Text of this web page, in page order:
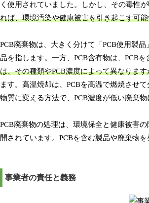
く使用されていました。しかし、その毒性
れば、環境汚染や健康被害を引き起こす可
PCB廃棄物は、大きく分けて「PCB使用製
品を指します。一方、PCB含有物は、PCB
は、その種類やPCB濃度によって異なりま
ます。高温焼却は、PCBを高温で燃焼させ
物質に変える方法で、PCB濃度が低い廃棄物
PCB廃棄物の処理は、環境保全と健康被害
開されています。PCBを含む製品や廃棄物
事業者の責任と義務